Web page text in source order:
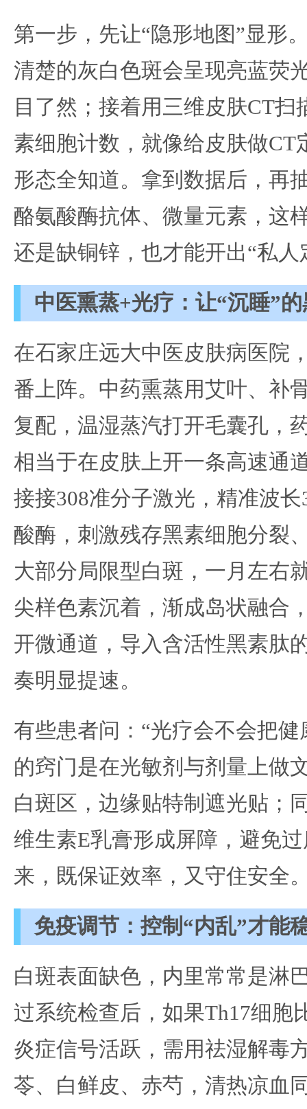
第一步，先让“隐形地图”显形
清楚的灰白色斑会呈现亮蓝荧
目了然；接着用三维皮肤CT扫
素细胞计数，就像给皮肤做CT
形态全知道。拿到数据后，再
酪氨酸酶抗体、微量元素，这
还是缺铜锌，也才能开出“私人
中医熏蒸+光疗：让“沉睡”
在石家庄远大中医皮肤病医院
番上阵。中药熏蒸用艾叶、补
复配，温湿蒸汽打开毛囊孔，
相当于在皮肤上开一条高速通
接接308准分子激光，精准波
酸酶，刺激残存黑素细胞分裂
大部分局限型白斑，一月左右
尖样色素沉着，渐成岛状融合
开微通道，导入含活性黑素肽
奏明显提速。
有些患者问：“光疗会不会把
的窍门是在光敏剂与剂量上做
白斑区，边缘贴特制遮光贴；
维生素E乳膏形成屏障，避免
来，既保证效率，又守住安全
免疫调节：控制“内乱”才能
白斑表面缺色，内里常常是淋
过系统检查后，如果Th17细胞
炎症信号活跃，需用祛湿解毒
苓、白鲜皮、赤芍，清热凉血